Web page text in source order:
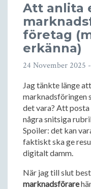
Att anlita
företag
erkänna)
24 November 2025
Jag tänkte länge
marknadsföringen
det vara? Att
några snitsiga
Spoiler: det kan
faktiskt ska ge
digitalt damm.
När jag till slut
marknadsförare